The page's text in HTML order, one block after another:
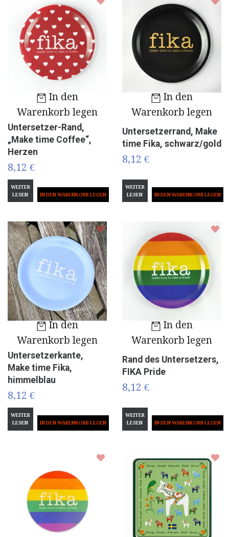
In den
Warenkorb legen
Untersetzer-Rand,
„Make time Coffee“,
Herzen
8,12 €
WEITER
LESEN
In den
Warenkorb legen
Untersetzerrand, Make
time Fika, schwarz/gold
8,12 €
WEITER
LESEN
In den
Warenkorb legen
Untersetzerkante,
Make time Fika,
himmelblau
8,12 €
WEITER
LESEN
In den
Warenkorb legen
Rand des Untersetzers,
FIKA Pride
8,12 €
WEITER
LESEN